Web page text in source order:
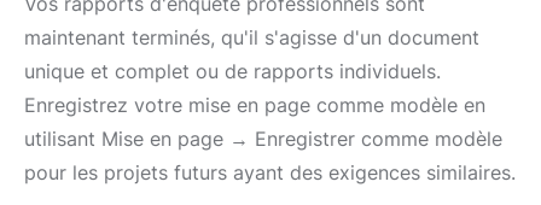
maintenant terminés, qu'il s'agisse d'un document
unique et complet ou de rapports individuels.
Enregistrez votre mise en page comme modèle en
utilisant Mise en page → Enregistrer comme modèle
pour les projets futurs ayant des exigences similaires.